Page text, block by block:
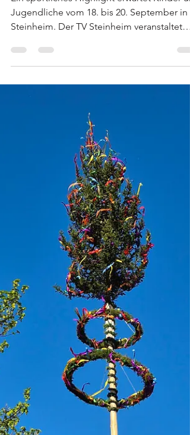
Klein kommt nach
Steinheim
Ein sportliches Highlight erwartet Kinder
Jugendliche vom 18. bis 20. September in
Steinheim. Der TV Steinheim veranstaltet
München ein besonderes Handballcamp
den Nachwuchs. An drei
abwechslungsreichen Tagen erleben die
Teilnehmerinnen und Teilnehmer
professionelle Trainingseinheiten, jede
Menge Teamgeist und spannende
in die Welt des Leistungssports. Die
Teilnehmer trainieren mit Fokus auf Technik
und Teamgeist Im Mittelpu